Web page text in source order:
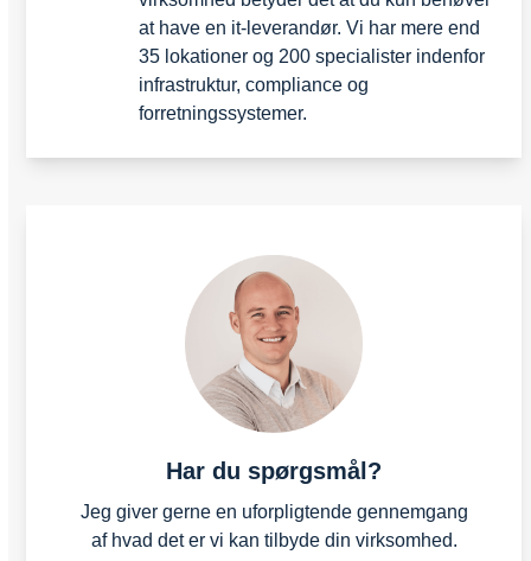
at have en it-leverandør. Vi har mere end
35 lokationer og 200 specialister indenfor
infrastruktur, compliance og
forretningssystemer.
Har du spørgsmål?
Jeg giver gerne en uforpligtende gennemgang
af hvad det er vi kan tilbyde din virksomhed.